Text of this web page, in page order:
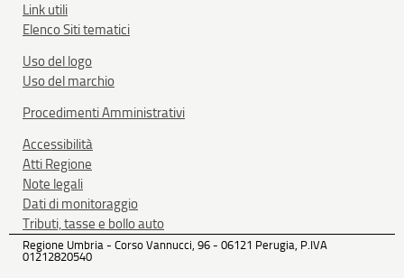
Link utili
Elenco Siti tematici
Uso del logo
Uso del marchio
Procedimenti Amministrativi
Accessibilità
Atti Regione
Note legali
Dati di monitoraggio
Tributi, tasse e bollo auto
Regione Umbria - Corso Vannucci, 96 - 06121 Perugia, P.IVA
01212820540